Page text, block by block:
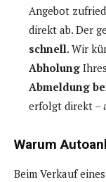
Angebot
direkt ab. Der
schnell. Wir
Abholung
Abmeldung
erfolgt direkt –
Warum
Beim Verkauf